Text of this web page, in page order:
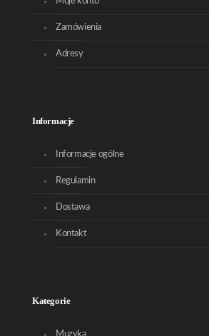
Zamówienia
Adresy
Informacje
Informacje ogólne
Regulamin
Dostawa
Kontakt
Kategorie